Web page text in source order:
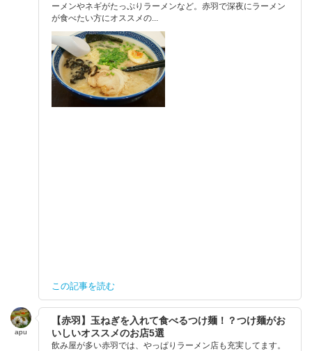
ーメンやネギがたっぷりラーメンなど。赤羽で深夜にラーメン
が食べたい方にオススメの...
この記事を読む
apu
【赤羽】玉ねぎを入れて食べるつけ麺！？つけ麺がお
いしいオススメのお店5選
飲み屋が多い赤羽では、やっぱりラーメン店も充実してます。